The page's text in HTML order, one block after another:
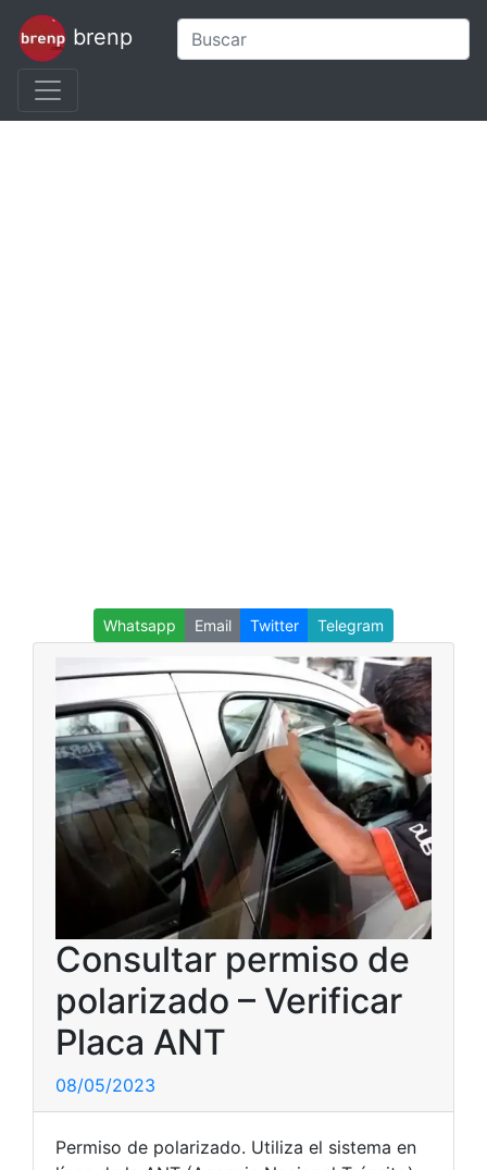
brenp
Whatsapp Email Twitter Telegram
Consultar permiso de
polarizado – Verificar
Placa ANT
08/05/2023
Permiso de polarizado. Utiliza el sistema en